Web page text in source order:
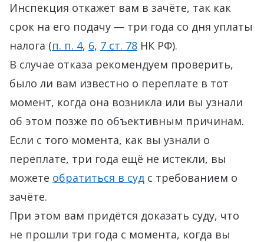
Инспекция откажет вам в зачёте, так как
срок на его подачу — три года со дня уплаты
налога (п. п. 4, 6, 7 ст. 78 НК РФ).
В случае отказа рекомендуем проверить,
было ли вам известно о переплате в тот
момент, когда она возникла или вы узнали
об этом позже по объективным причинам.
Если с того момента, как вы узнали о
переплате, три года ещё не истекли, вы
можете обратиться в суд с требованием о
зачёте.
При этом вам придётся доказать суду, что
не прошли три года с момента, когда вы